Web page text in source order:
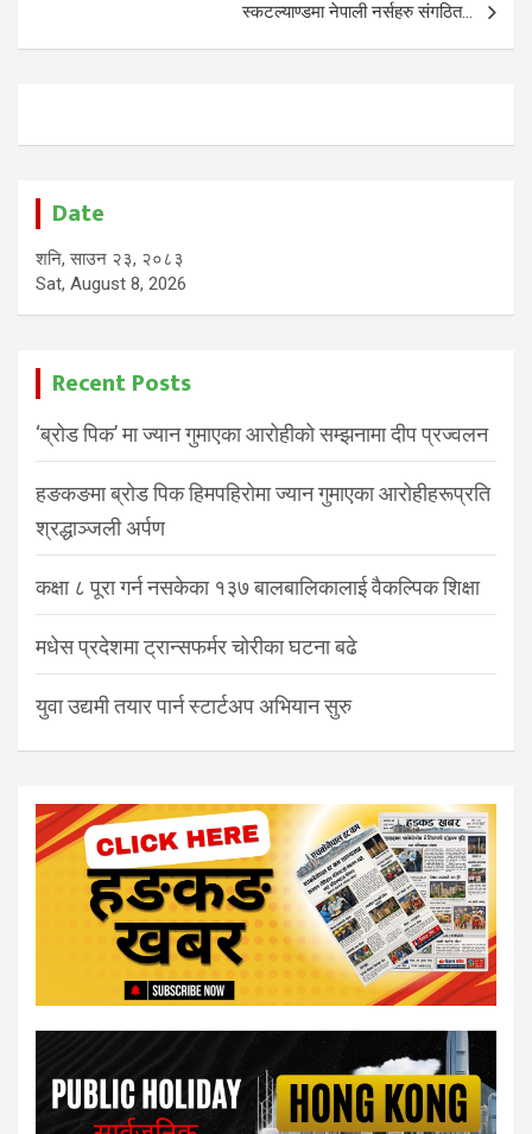
स्कटल्याण्डमा नेपाली नर्सहरु संगठित…
Date
शनि, साउन २३, २०८३
Sat, August 8, 2026
Recent Posts
‘ब्रोड पिक’ मा ज्यान गुमाएका आरोहीको सम्झनामा दीप प्रज्वलन
हङकङमा ब्रोड पिक हिमपहिरोमा ज्यान गुमाएका आरोहीहरूप्रति
श्रद्धाञ्जली अर्पण
कक्षा ८ पूरा गर्न नसकेका १३७ बालबालिकालाई वैकल्पिक शिक्षा
मधेस प्रदेशमा ट्रान्सफर्मर चोरीका घटना बढे
युवा उद्यमी तयार पार्न स्टार्टअप अभियान सुरु